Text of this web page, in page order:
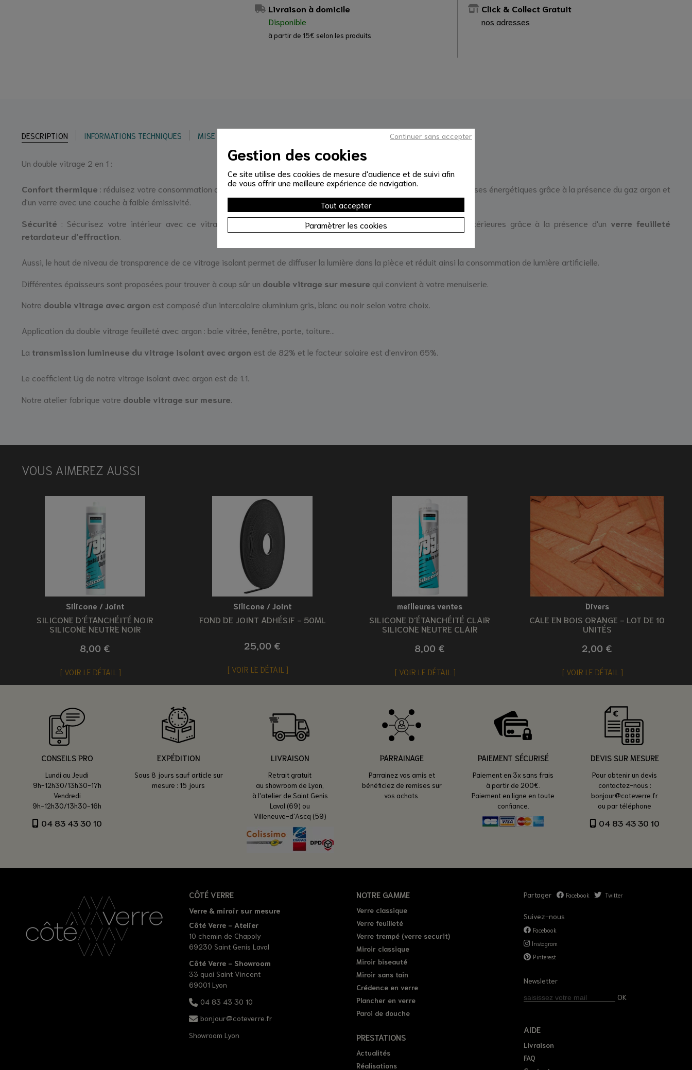
Gestion des cookies
Ce site utilise des cookies de mesure d'audience et de suivi afin
de vous offrir une meilleure expérience de navigation.
Tout accepter
Paramètrer les cookies
Continuer sans accepter
Livraison à domicile
Disponible
à partir de 15€ selon les produits
Click & Collect Gratuit
nos adresses
DESCRIPTION INFORMATIONS TECHNIQUES MISE EN ŒUVRE
Un double vitrage 2 en 1 :
Confort thermique : réduisez votre consommation de chauffage avec ce double vitrage sur mesure qui minimise les dépenses énergétiques grâce à la présence du gaz argon et
d'un verre avec une couche à faible émissivité.
Sécurité : Sécurisez votre intérieur avec ce vitrage anti-effraction qui vous protège des éventuelles agressions extérieures grâce à la présence d'un verre feuilleté
retardateur d'effraction
Aussi, le haut de niveau de transparence de ce vitrage isolant permet de diffuser la lumière dans la pièce et réduit ainsi la consommation de lumière artificielle.
Différentes épaisseurs sont proposées pour trouver à coup sûr un double vitrage sur mesure qui convient à votre menuiserie.
Notre double vitrage avec argon est composé d'un intercalaire aluminium gris, blanc ou noir selon votre choix.
Application du double vitrage feuilleté avec argon : baie vitrée, fenêtre, porte, toiture...
La transmission lumineuse du vitrage isolant avec argon est de 82% et le facteur solaire est d'environ 65%.
Le coefficient Ug de notre vitrage isolant avec argon est de 1.1.
Notre atelier fabrique votre double vitrage sur mesure
VOUS AIMEREZ AUSSI
Silicone / Joint
SILICONE D'ÉTANCHÉITÉ NOIR
SILICONE NEUTRE NOIR
8,00 €
VOIR LE DÉTAIL
Silicone / Joint
FOND DE JOINT ADHÉSIF - 50ML
25,00 €
VOIR LE DÉTAIL
meilleures ventes
SILICONE D'ÉTANCHÉITÉ CLAIR
SILICONE NEUTRE CLAIR
8,00 €
VOIR LE DÉTAIL
Divers
CALE EN BOIS ORANGE - LOT DE 10
UNITÉS
2,00 €
VOIR LE DÉTAIL
CONSEILS PRO
Lundi au Jeudi
9h-12h30/13h30-17h
Vendredi
9h-12h30/13h30-16h
04 83 43 30 10
EXPÉDITION
Sous 8 jours sauf article sur
mesure : 15 jours
LIVRAISON
Retrait gratuit
au showroom de Lyon,
à l'atelier de Saint Genis
Laval (69) ou
Villeneuve-d'Ascq (59)
PARRAINAGE
Parrainez vos amis et
bénéficiez de remises sur
vos achats.
PAIEMENT SÉCURISÉ
Paiement en 3x sans frais
à partir de 200€.
Paiement en ligne en toute
confiance.
DEVIS SUR MESURE
Pour obtenir un devis
contactez-nous :
bonjour@coteverre.fr
ou par téléphone
04 83 43 30 10
CÔTÉ VERRE
Verre & miroir sur mesure
Côté Verre - Atelier
10 chemin de Chapoly
69230 Saint Genis Laval
Côté Verre - Showroom
33 quai Saint Vincent
69001 Lyon
04 83 43 30 10
bonjour@coteverre.fr
Showroom Lyon
NOTRE GAMME
Verre classique
Verre feuilleté
Verre trempé (verre securit)
Miroir classique
Miroir biseauté
Miroir sans tain
Crédence en verre
Plancher en verre
Paroi de douche
PRESTATIONS
Actualités
Réalisations
Partager Facebook Twitter
Suivez-nous
Facebook
Instagram
Pinterest
Newsletter
OK
AIDE
Livraison
FAQ